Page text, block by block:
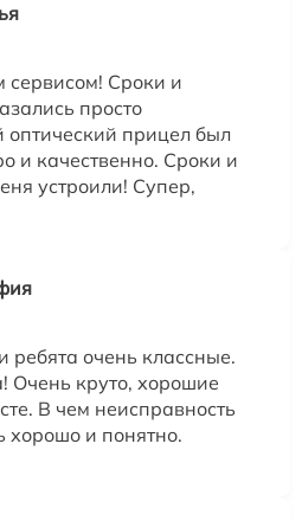
сервисом! Сроки и
просто
прицел был
и качественно. Сроки и
устроили! Супер,
ребята очень классные.
Очень круто, хорошие
В чем неисправность
хорошо и понятно.